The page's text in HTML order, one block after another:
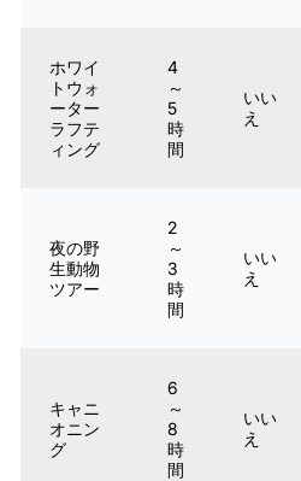
ホワイ
トウォ
ーター
ラフテ
ィング
4
～
5
時
間
いい
え
夜の野
生動物
ツアー
2
～
3
時
間
いい
え
キャニ
オニン
グ
6
～
8
時
間
いい
え